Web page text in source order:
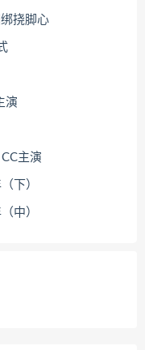
挠脚心
演
主演
下）
中）